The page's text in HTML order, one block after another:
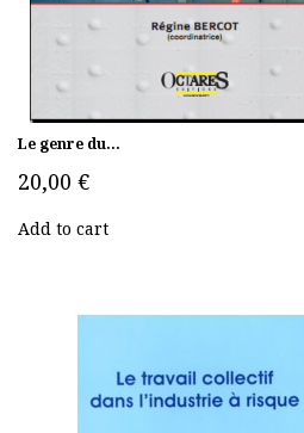
Le genre du...
20,00 €
Add to cart